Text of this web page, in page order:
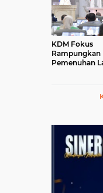
KDM Fokus
Rampungkan
Pemenuhan